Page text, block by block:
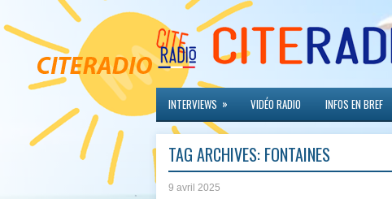
INTERVIEWS » VIDÉO RADIO INFOS EN BREF
TAG ARCHIVES: FONTAINES
9 avril 2025